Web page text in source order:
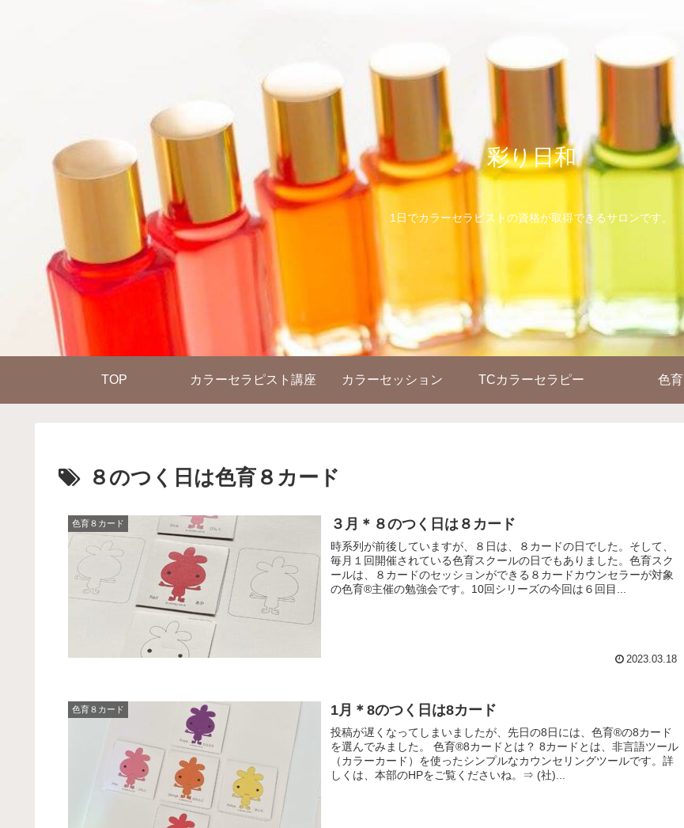
彩り日和
1日でカラーセラピストの資格が取得できるサロンです。
TOP カラーセラピスト講座 カラーセッション TCカラーセラピー 色育
８のつく日は色育８カード
色育８カード ３月＊８のつく日は８カード
時系列が前後していますが、８日は、８カードの日でした。そして、
毎月１回開催されている色育スクールの日でもありました。色育スク
ールは、８カードのセッションができる８カードカウンセラーが対象
の色育®主催の勉強会です。10回シリーズの今回は６回目...
2023.03.18
色育８カード 1月＊8のつく日は8カード
投稿が遅くなってしまいましたが、先日の8日には、色育®の8カード
を選んでみました。 色育®8カードとは？ 8カードとは、非言語ツール
（カラーカード）を使ったシンプルなカウンセリングツールです。詳
しくは、本部のHPをご覧くださいね。⇒ (社)...